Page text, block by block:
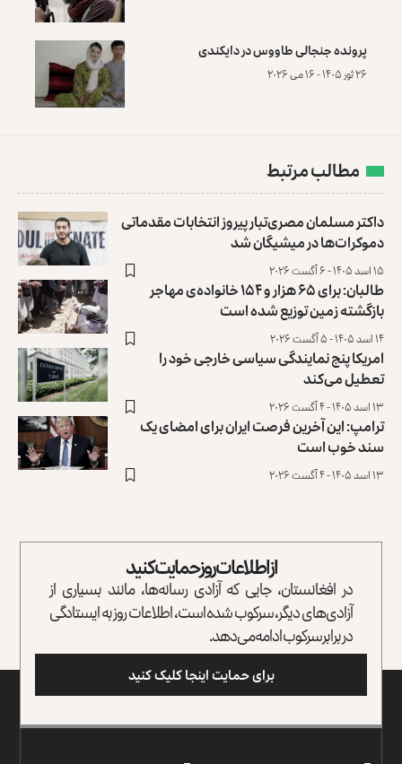
پرونده‌ جنجالی طاووس در دایکندی
۲۶ ثور ۱۴۰۵ - ۱۶ می ۲۰۲۶
مطالب مرتبط
داکتر مسلمان مصری‌تبار پیروز انتخابات مقدماتی
‏دموکرات‌ها در میشیگان شد
۱۵ اسد ۱۴۰۵ - ۶ آگست ۲۰۲۶
طالبان: برای ۶۵ هزار و ۱۵۴ خانواده‌ی مهاجر
بازگشته زمین توزیع ‏شده است
۱۴ اسد ۱۴۰۵ - ۵ آگست ۲۰۲۶
امریکا پنج نمایندگی سیاسی خارجی خود را
تعطیل می‌کند
۱۳ اسد ۱۴۰۵ - ۴ آگست ۲۰۲۶
ترامپ: این آخرین فرصت ایران برای امضای یک
سند خوب است
۱۳ اسد ۱۴۰۵ - ۴ آگست ۲۰۲۶
از اطلاعات روز حمایت کنید
در افغانستان، جایی که آزادی رسانه‌ها، مانند بسیاری از
آزادی‌های دیگر، سرکوب شده است، اطلاعات روز به ایستادگی
در برابر سرکوب ادامه می‌دهد.
برای حمایت اینجا کلیک کنید